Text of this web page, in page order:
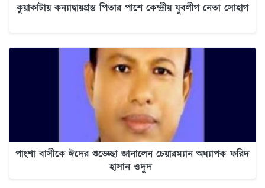
কুয়াকাটায় কন্যাদ্বায়গ্রস্ত পিতার পাশে কেন্দ্রীয় যুবলীগ নেতা সোহাগ
পাংশা বাসীকে ঈদের শুভেচ্ছা জানালেন চেয়ারম্যান অধ্যাপক ফরিদ
হাসান ওদুদ